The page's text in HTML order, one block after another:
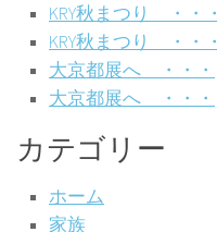
KRY秋まつり ・・・
KRY秋まつり ・・・
大京都展へ ・・・
大京都展へ ・・・
カテゴリー
ホーム
家族